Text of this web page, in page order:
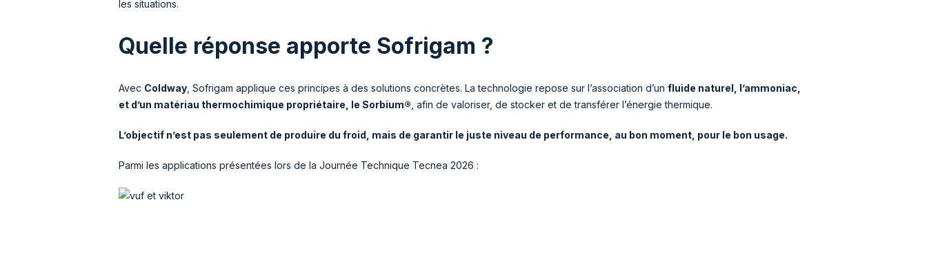
les situations.
Quelle réponse apporte Sofrigam ?
Avec Coldway , Sofrigam applique ces principes à des solutions concrètes. La technologie repose sur l’association d’un fluide naturel, l’ammoniac,
et d’un matériau thermochimique propriétaire, le Sorbium® , afin de valoriser, de stocker et de transférer l’énergie thermique.
L’objectif n’est pas seulement de produire du froid, mais de garantir le juste niveau de performance, au bon moment, pour le bon usage.
Parmi les applications présentées lors de la Journée Technique Tecnea 2026 :